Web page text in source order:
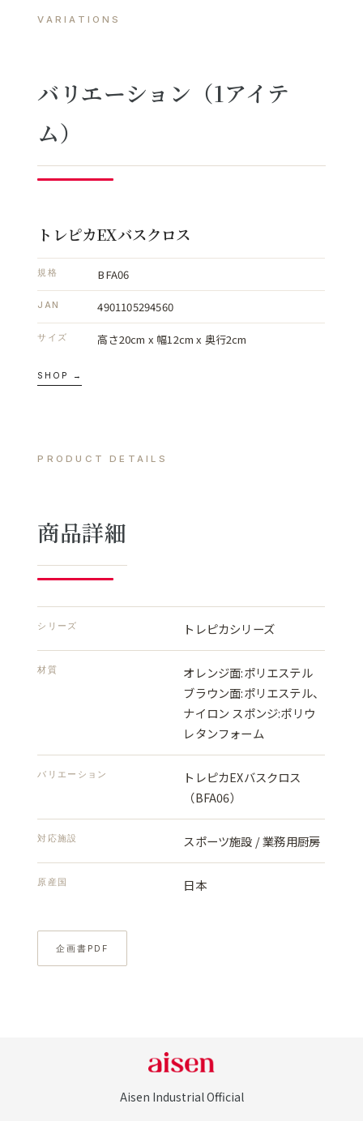
VARIATIONS
バリエーション（1アイテ
ム）
トレピカEXバスクロス
規格 BFA06
JAN 4901105294560
サイズ 高さ20cm x 幅12cm x 奥行2cm
SHOP →
PRODUCT DETAILS
商品詳細
シリーズ トレピカシリーズ
材質
オレンジ面:ポリエステル
ブラウン面:ポリエステル、
ナイロン スポンジ:ポリウ
レタンフォーム
バリエーション
トレピカEXバスクロス
（BFA06）
対応施設 スポーツ施設 / 業務用厨房
原産国 日本
企画書PDF
Aisen Industrial Official